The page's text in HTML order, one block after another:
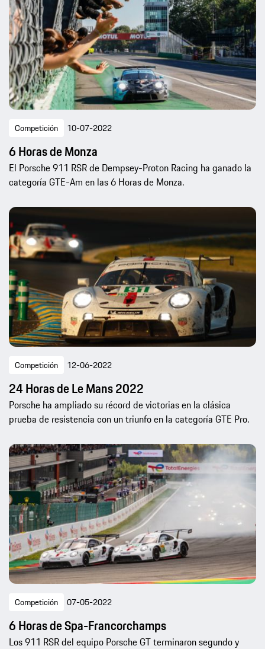
Competición 10-07-2022
6 Horas de Monza
El Porsche 911 RSR de Dempsey-Proton Racing ha ganado la
categoría GTE-Am en las 6 Horas de Monza.
Competición 12-06-2022
24 Horas de Le Mans 2022
Porsche ha ampliado su récord de victorias en la clásica
prueba de resistencia con un triunfo en la categoría GTE Pro.
Competición 07-05-2022
6 Horas de Spa-Francorchamps
Los 911 RSR del equipo Porsche GT terminaron segundo y